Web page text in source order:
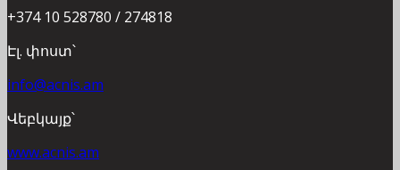
+374 10 528780 / 274818
Էլ. փոստ՝
info@acnis.am
Վեբկայք՝
www.acnis.am